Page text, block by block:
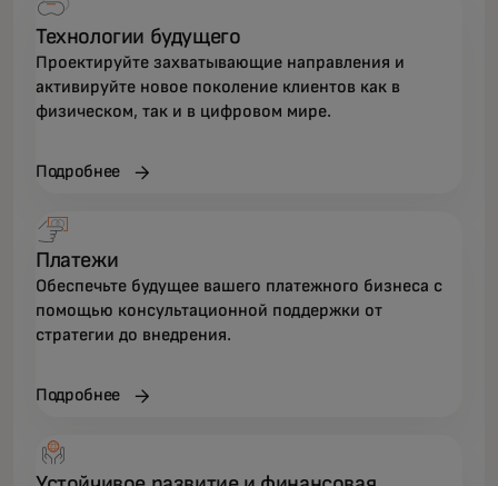
Технологии будущего
Проектируйте захватывающие направления и
активируйте новое поколение клиентов как в
физическом, так и в цифровом мире.
Подробнее
Платежи
Обеспечьте будущее вашего платежного бизнеса с
помощью консультационной поддержки от
стратегии до внедрения.
Подробнее